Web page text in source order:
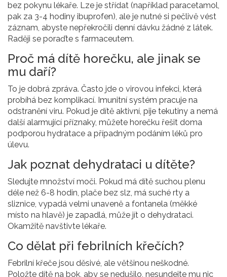
bez pokynu lékaře. Lze je střídat (například paracetamol,
pak za 3-4 hodiny ibuprofen), ale je nutné si pečlivě vést
záznam, abyste nepřekročili denní dávku žádné z látek.
Raději se poraďte s farmaceutem.
Proč má dítě horečku, ale jinak se
mu daří?
To je dobrá zpráva. Často jde o virovou infekci, která
probíhá bez komplikací. Imunitní systém pracuje na
odstranění viru. Pokud je dítě aktivní, pije tekutiny a nemá
další alarmující příznaky, můžete horečku řešit doma
podporou hydratace a případným podáním léků pro
úlevu.
Jak poznat dehydrataci u dítěte?
Sledujte množství moči. Pokud má dítě suchou plenu
déle než 6-8 hodin, plače bez slz, má suché rty a
sliznice, vypadá velmi unaveně a fontanela (měkké
místo na hlavě) je zapadlá, může jít o dehydrataci.
Okamžitě navštivte lékaře.
Co dělat při febrilních křečích?
Febrilní křeče jsou děsivé, ale většinou neškodné.
Položte dítě na bok, aby se nedušilo, nesundejte mu nic